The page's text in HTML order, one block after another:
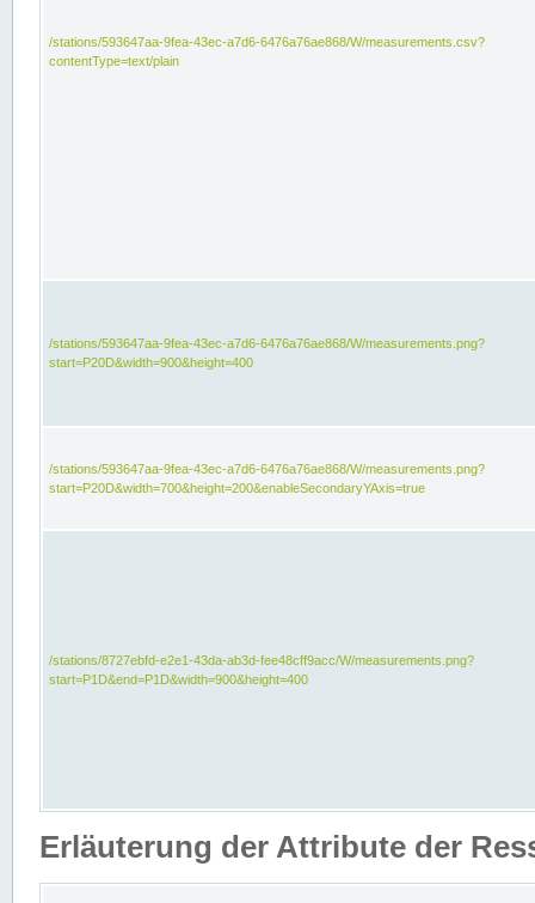
/stations/593647aa-9fea-43ec-a7d6-6476a76ae868/W/measurements.csv?
contentType=text/plain
/stations/593647aa-9fea-43ec-a7d6-6476a76ae868/W/measurements.png?
start=P20D&width=900&height=400
/stations/593647aa-9fea-43ec-a7d6-6476a76ae868/W/measurements.png?
start=P20D&width=700&height=200&enableSecondaryYAxis=true
/stations/8727ebfd-e2e1-43da-ab3d-fee48cff9acc/W/measurements.png?
start=P1D&end=P1D&width=900&height=400
Erläuterung der Attribute der